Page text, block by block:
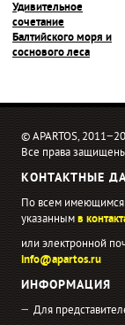
Удивительное
сочетание
Балтийского моря и
соснового леса
© APARTOS,
Все права
КОНТАКТНЫЕ
По всем имеющимся
указаннымв
или электронной
info@apartos.ru
ИНФОРМАЦИЯ
Для